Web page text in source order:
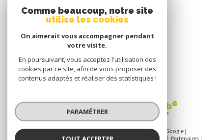
espace propriétaire
SUIVRE
Nous
© 2026 | Tous droits réservés | Traduction powered by Google |
Plan du site Mentions légales Admin Partenaires
Comme beaucoup, notre site
utilise les cookies
On aimerait vous accompagner pendant
votre visite.
En poursuivant, vous acceptez l'utilisation des
cookies par ce site, afin de vous proposer des
contenus adaptés et réaliser des statistiques !
PARAMÉTRER